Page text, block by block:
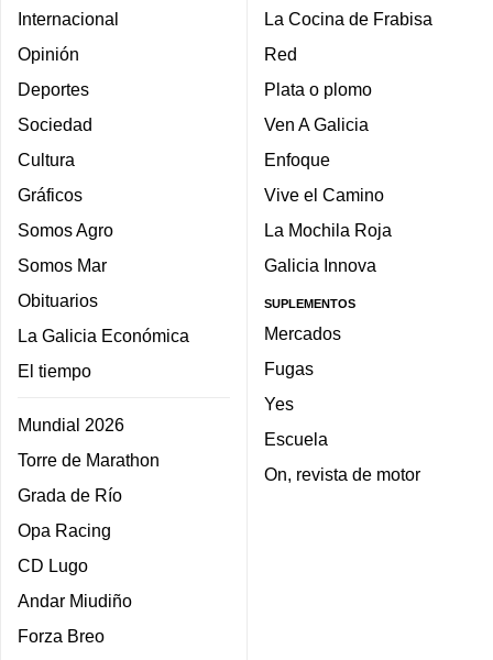
Internacional
Opinión
Deportes
Sociedad
Cultura
Gráficos
Somos Agro
Somos Mar
Obituarios
La Galicia Económica
El tiempo
Mundial 2026
Torre de Marathon
Grada de Río
Opa Racing
CD Lugo
Andar Miudiño
Forza Breo
La Cocina de Frabisa
Red
Plata o plomo
Ven A Galicia
Enfoque
Vive el Camino
La Mochila Roja
Galicia Innova
SUPLEMENTOS
Mercados
Fugas
Yes
Escuela
On, revista de motor